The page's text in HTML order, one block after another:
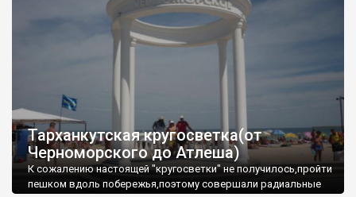
Тарханкутская кругосветка(от
Черноморского до Атлеша)
К сожалению настоящей "кругосветки" не получилось,пройти
пешком вдоль побережья,поэтому совершали радиальные